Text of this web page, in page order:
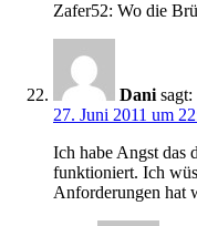
Zafer52: Wo die
Dani sagt:
27. Juni 2011 um
Ich habe Angst das
funktioniert. Ich
Anforderungen hat